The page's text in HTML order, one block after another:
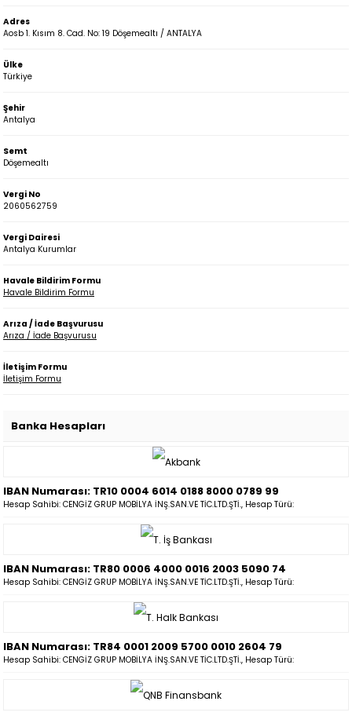
Adres
Aosb 1. Kısım 8. Cad. No: 19 Döşemealtı / ANTALYA
Ülke
Türkiye
Şehir
Antalya
Semt
Döşemealtı
Vergi No
2060562759
Vergi Dairesi
Antalya Kurumlar
Havale Bildirim Formu
Havale Bildirim Formu
Arıza / İade Başvurusu
Arıza / İade Başvurusu
İletişim Formu
İletişim Formu
Banka Hesapları
IBAN Numarası: TR10 0004 6014 0188 8000 0789 99
Hesap Sahibi: CENGİZ GRUP MOBİLYA İNŞ.SAN.VE TİC.LTD.ŞTİ., Hesap Türü:
IBAN Numarası: TR80 0006 4000 0016 2003 5090 74
Hesap Sahibi: CENGİZ GRUP MOBİLYA İNŞ.SAN.VE TİC.LTD.ŞTİ., Hesap Türü:
IBAN Numarası: TR84 0001 2009 5700 0010 2604 79
Hesap Sahibi: CENGİZ GRUP MOBİLYA İNŞ.SAN.VE TİC.LTD.ŞTİ., Hesap Türü: